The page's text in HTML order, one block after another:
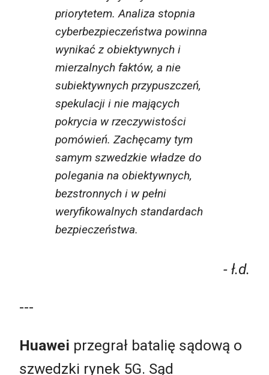
priorytetem. Analiza stopnia
cyberbezpieczeństwa powinna
wynikać z obiektywnych i
mierzalnych faktów, a nie
subiektywnych przypuszczeń,
spekulacji i nie mających
pokrycia w rzeczywistości
pomówień. Zachęcamy tym
samym szwedzkie władze do
polegania na obiektywnych,
bezstronnych i w pełni
weryfikowalnych standardach
bezpieczeństwa.
- ł.d.
---
Huawei przegrał batalię sądową o
szwedzki rynek 5G. Sąd